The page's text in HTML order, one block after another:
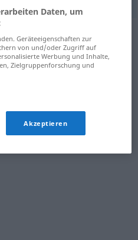
Daten, um
Geräteeigenschaften zur
von und/oder Zugriff auf
Werbung und Inhalte,
Zielgruppenforschung und
Akzeptieren